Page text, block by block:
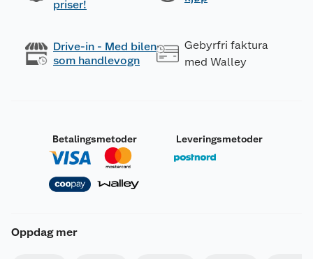
priser!
Drive-in - Med bilen
som handlevogn
Gebyrfri faktura
med Walley
Betalingsmetoder Leveringsmetoder
Oppdag mer